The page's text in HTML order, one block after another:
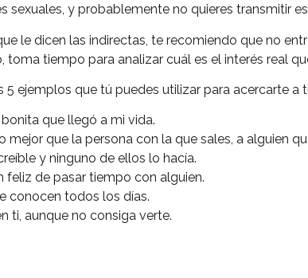
sexuales, y probablemente no quieres transmitir
le dicen las indirectas, te recomiendo que no
tiempo para analizar cuál es el interés real
ejemplos que tú puedes utilizar para acercarte a
que llegó a mi vida.
mejor que la persona con la que sales, a alguien
y ninguno de ellos lo hacía.
feliz de pasar tiempo con alguien.
conocen todos los días.
ti, aunque no consiga verte.